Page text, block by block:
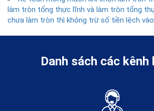
làm tròn tổng thực lĩnh và làm tròn tổng
chưa làm tròn thì không trừ số tiền lệch
Danh sách các kênh